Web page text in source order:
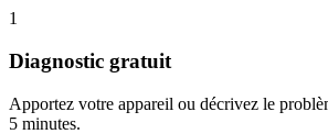
1
Diagnostic gratuit
Apportez votre appareil ou décrivez le
5 minutes.